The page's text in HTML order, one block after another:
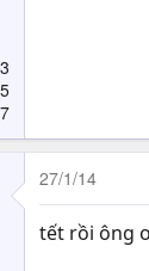
27/1/14
tết rồi ông